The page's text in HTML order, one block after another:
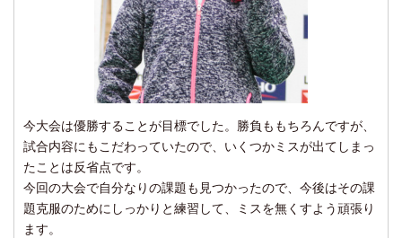
今大会は優勝することが目標でした。勝負ももちろんですが、
試合内容にもこだわっていたので、いくつかミスが出てしまっ
たことは反省点です。
今回の大会で自分なりの課題も見つかったので、今後はその課
題克服のためにしっかりと練習して、ミスを無くすよう頑張り
ます。